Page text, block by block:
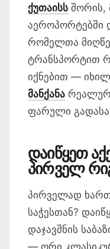
ქუთაისს შორის,
აეროპორტებში
რომელთა
ტრანსპორტით
იქნებით —
მანქანა
ფარული
დაიწყეთ
პირველ
პირველად
საჭესთან?
დაჯავშნის
— ორი